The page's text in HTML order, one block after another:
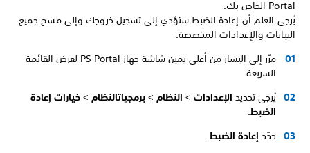
Portal الخاص بك.
يُرجى العلم أن إعادة الضبط ستؤدي إلى تسجيل خروجك وإلى مسح جميع
البيانات والإعدادات المخصصة.
مرّر إلى اليسار من أعلى يمين شاشة جهاز PS Portal لعرض القائمة
السريعة.
يُرجى تحديد الإعدادات > النظام > برمجياتالنظام > خيارات إعادة
الضبط.
حدّد إعادة الضبط.